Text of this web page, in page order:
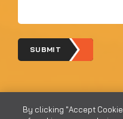
SUBMIT
By clicking "Accept